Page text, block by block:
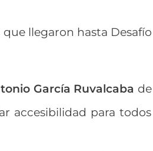
llegaron hasta Desafío
García Ruvalcaba de
accesibilidad para todos